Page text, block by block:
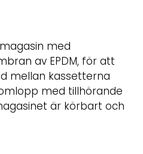
med
av EPDM, för att
mellan kassetterna
med tillhörande
är körbart och